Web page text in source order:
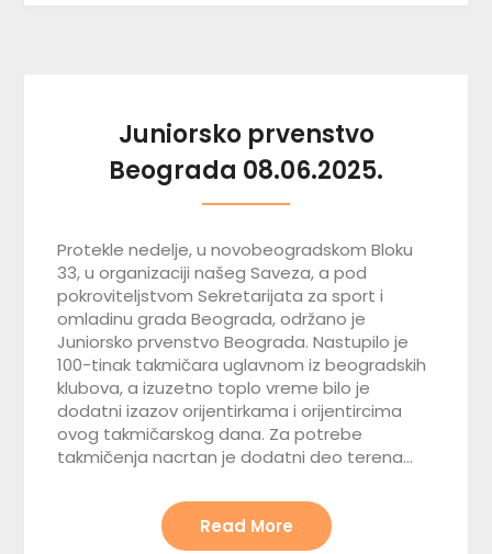
Juniorsko prvenstvo
Beograda 08.06.2025.
Protekle nedelje, u novobeogradskom Bloku
33, u organizaciji našeg Saveza, a pod
pokroviteljstvom Sekretarijata za sport i
omladinu grada Beograda, održano je
Juniorsko prvenstvo Beograda. Nastupilo je
100-tinak takmičara uglavnom iz beogradskih
klubova, a izuzetno toplo vreme bilo je
dodatni izazov orijentirkama i orijentircima
ovog takmičarskog dana. Za potrebe
takmičenja nacrtan je dodatni deo terena…
Read More